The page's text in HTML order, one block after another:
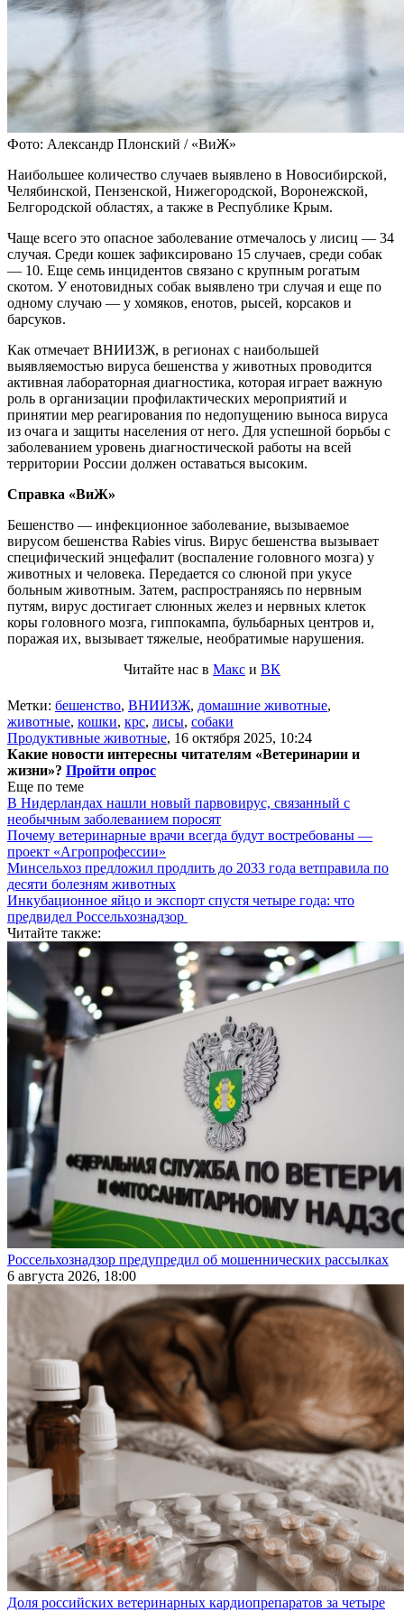
Фото: Александр Плонский / «ВиЖ»
Наибольшее количество случаев выявлено в Новосибирской,
Челябинской, Пензенской, Нижегородской, Воронежской,
Белгородской областях, а также в Республике Крым.
Чаще всего это опасное заболевание отмечалось у лисиц — 34
случая. Среди кошек зафиксировано 15 случаев, среди собак
— 10. Еще семь инцидентов связано с крупным рогатым
скотом. У енотовидных собак выявлено три случая и еще по
одному случаю — у хомяков, енотов, рысей, корсаков и
барсуков.
Как отмечает ВНИИЗЖ, в регионах с наибольшей
выявляемостью вируса бешенства у животных проводится
активная лабораторная диагностика, которая играет важную
роль в организации профилактических мероприятий и
принятии мер реагирования по недопущению выноса вируса
из очага и защиты населения от него. Для успешной борьбы с
заболеванием уровень диагностической работы на всей
территории России должен оставаться высоким.
Справка «ВиЖ»
Бешенство — инфекционное заболевание, вызываемое
вирусом бешенства Rabies virus. Вирус бешенства вызывает
специфический энцефалит (воспаление головного мозга) у
животных и человека. Передается со слюной при укусе
больным животным. Затем, распространяясь по нервным
путям, вирус достигает слюнных желез и нервных клеток
коры головного мозга, гиппокампа, бульбарных центров и,
поражая их, вызывает тяжелые, необратимые нарушения.
Читайте нас в Макс и ВК
Метки: бешенство, ВНИИЗЖ, домашние животные,
животные, кошки, крс, лисы, собаки
Продуктивные животные, 16 октября 2025, 10:24
Какие новости интересны читателям «Ветеринарии и
жизни»? Пройти опрос
Еще по теме
В Нидерландах нашли новый парвовирус, связанный с
необычным заболеванием поросят
Почему ветеринарные врачи всегда будут востребованы —
проект «Агропрофессии»
Минсельхоз предложил продлить до 2033 года ветправила по
десяти болезням животных
Инкубационное яйцо и экспорт спустя четыре года: что
предвидел Россельхознадзор
Читайте также:
Россельхознадзор предупредил об мошеннических рассылках
6 августа 2026, 18:00
Доля российских ветеринарных кардиопрепаратов за четыре